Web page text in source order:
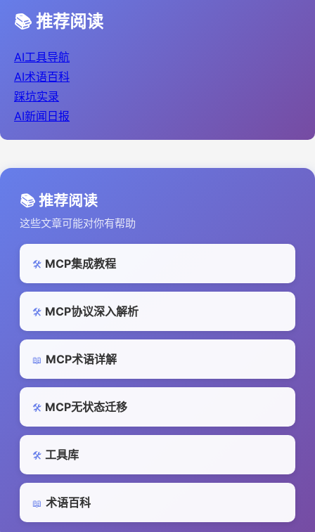
📚 推荐阅读
AI工具导航
AI术语百科
踩坑实录
AI新闻日报
📚 推荐阅读
这些文章可能对你有帮助
🛠️ MCP集成教程
🛠️ MCP协议深入解析
📖 MCP术语详解
🛠️ MCP无状态迁移
🛠️ 工具库
📖 术语百科